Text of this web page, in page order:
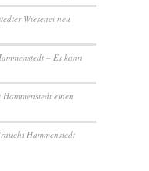
Wiesenei neu
– Es kann
einen
Hammenstedt